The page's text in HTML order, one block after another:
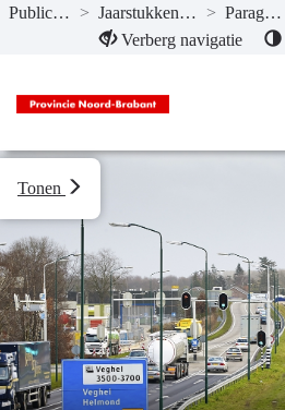
Naar hoofdinhoud
Publicaties > Jaarstukken 2023 > Paragrafen
Verberg navigatie
Tonen